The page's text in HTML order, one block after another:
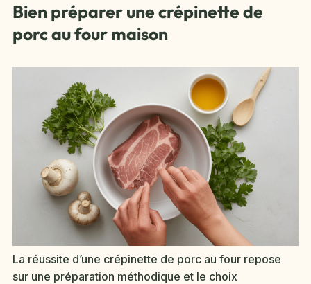
Bien préparer une crépinette de
porc au four maison
La réussite d’une crépinette de porc au four repose
sur une préparation méthodique et le choix